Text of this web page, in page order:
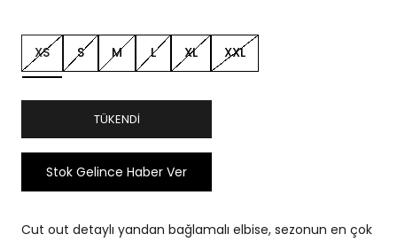
XS S M L XL XXL
TÜKENDI
Stok Gelince Haber Ver
Cut out detaylı yandan bağlamalı elbise, sezonun en çok